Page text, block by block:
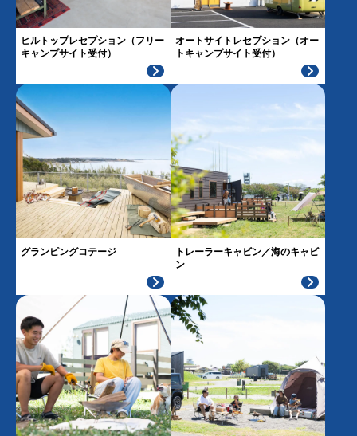
ヒルトップレセプション（フリー
キャンプサイト受付）
オートサイトレセプション（オー
トキャンプサイト受付）
グランピングコテージ
トレーラーキャビン／海のキャビ
ン